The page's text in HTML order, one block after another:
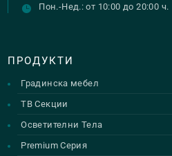
Пон.-Нед.: от 10:00 до 20:00 ч.
ПРОДУКТИ
Градинска мебел
ТВ Секции
Осветителни Тела
Premium Серия